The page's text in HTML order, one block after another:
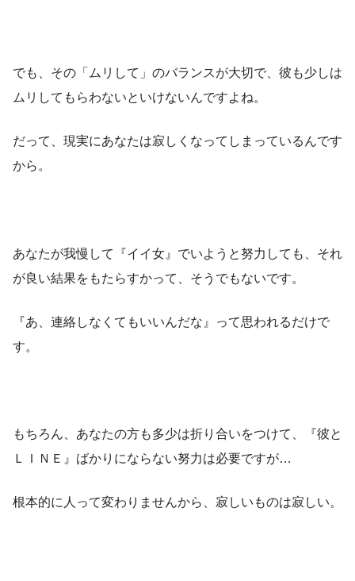
でも、その「ムリして」のバランスが大切で、彼も少しは
ムリしてもらわないといけないんですよね。
だって、現実にあなたは寂しくなってしまっているんです
から。
あなたが我慢して『イイ女』でいようと努力しても、それ
が良い結果をもたらすかって、そうでもないです。
『あ、連絡しなくてもいいんだな』って思われるだけで
す。
もちろん、あなたの方も多少は折り合いをつけて、『彼と
ＬＩＮＥ』ばかりにならない努力は必要ですが…
根本的に人って変わりませんから、寂しいものは寂しい。